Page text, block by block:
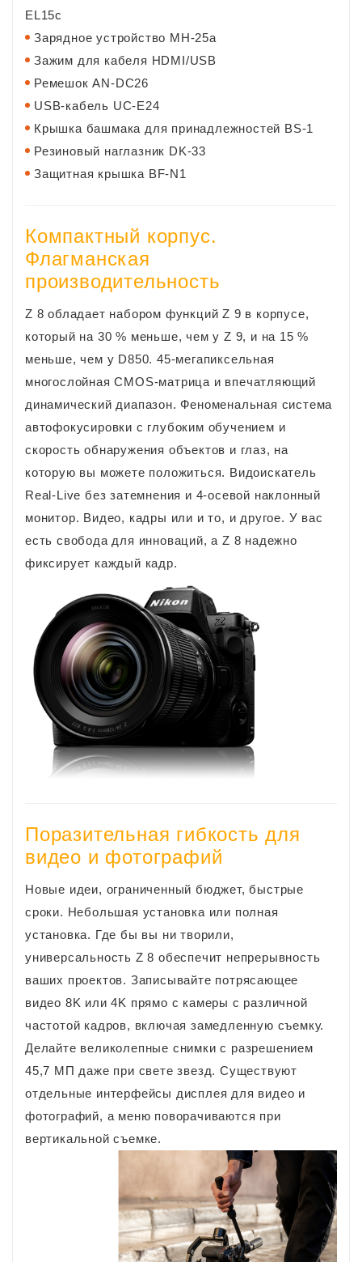
EL15c
Зарядное устройство MH-25a
Зажим для кабеля HDMI/USB
Ремешок AN-DC26
USB-кабель UC-E24
Крышка башмака для принадлежностей BS-1
Резиновый наглазник DK-33
Защитная крышка BF-N1
Компактный корпус.
Флагманская
производительность
Z 8 обладает набором функций Z 9 в корпусе,
который на 30 % меньше, чем у Z 9, и на 15 %
меньше, чем у D850. 45-мегапиксельная
многослойная CMOS-матрица и впечатляющий
динамический диапазон. Феноменальная система
автофокусировки с глубоким обучением и
скорость обнаружения объектов и глаз, на
которую вы можете положиться. Видоискатель
Real-Live без затемнения и 4-осевой наклонный
монитор. Видео, кадры или и то, и другое. У вас
есть свобода для инноваций, а Z 8 надежно
фиксирует каждый кадр.
Поразительная гибкость для
видео и фотографий
Новые идеи, ограниченный бюджет, быстрые
сроки. Небольшая установка или полная
установка. Где бы вы ни творили,
универсальность Z 8 обеспечит непрерывность
ваших проектов. Записывайте потрясающее
видео 8K или 4K прямо с камеры с различной
частотой кадров, включая замедленную съемку.
Делайте великолепные снимки с разрешением
45,7 МП даже при свете звезд. Существуют
отдельные интерфейсы дисплея для видео и
фотографий, а меню поворачиваются при
вертикальной съемке.